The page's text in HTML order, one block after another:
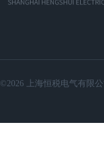
©2026 上海恒税电气有限